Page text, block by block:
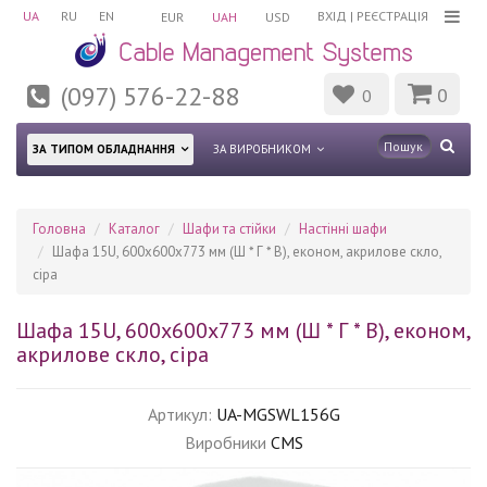
UA RU EN ВХІД | РЕЄСТРАЦІЯ
EUR UAH USD
(097) 576-22-88 0 0
ЗА ТИПОМ ОБЛАДНАННЯ ЗА ВИРОБНИКОМ
Головна Каталог Шафи та стійки
Настінні шафи
Шафа 15U, 600х600х773 мм (Ш * Г * В), економ, акрилове скло,
сіра
Шафа 15U, 600х600х773 мм (Ш * Г * В), економ,
акрилове скло, сіра
Артикул: UA-MGSWL156G
Виробники CMS